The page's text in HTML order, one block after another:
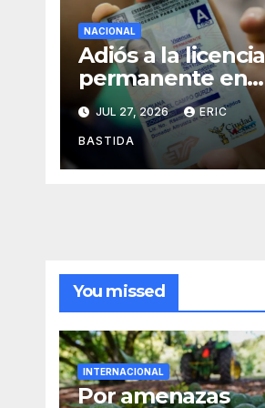
NACIONAL
Adiós a la licencia
permanente en
CDMX
JUL 27, 2026 ERIC
BASTIDA
You missed
INTERNACIONAL
Por amenazas